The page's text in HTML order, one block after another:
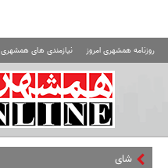
روزنامه همشهری امروز نیازمندی های همشهری
شاید ناچار شویم کنتر